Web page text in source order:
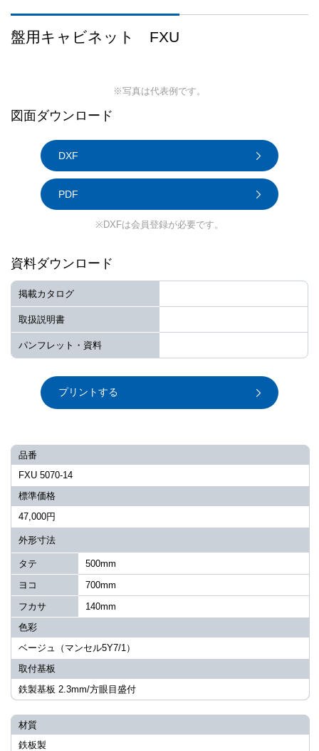
盤用キャビネット FXU
※写真は代表例です。
品番
FXU 5070-14
標準価格
47,000円
外形寸法
タテ
500mm
ヨコ
700mm
フカサ
140mm
色彩
ベージュ（マンセル5Y7/1）
取付基板
鉄製基板 2.3mm/方眼目盛付
図面ダウンロード
DXF
PDF
※DXFは会員登録が必要です。
資料ダウンロード
掲載カタログ
取扱説明書
パンフレット・資料
プリントする
材質
鉄板製